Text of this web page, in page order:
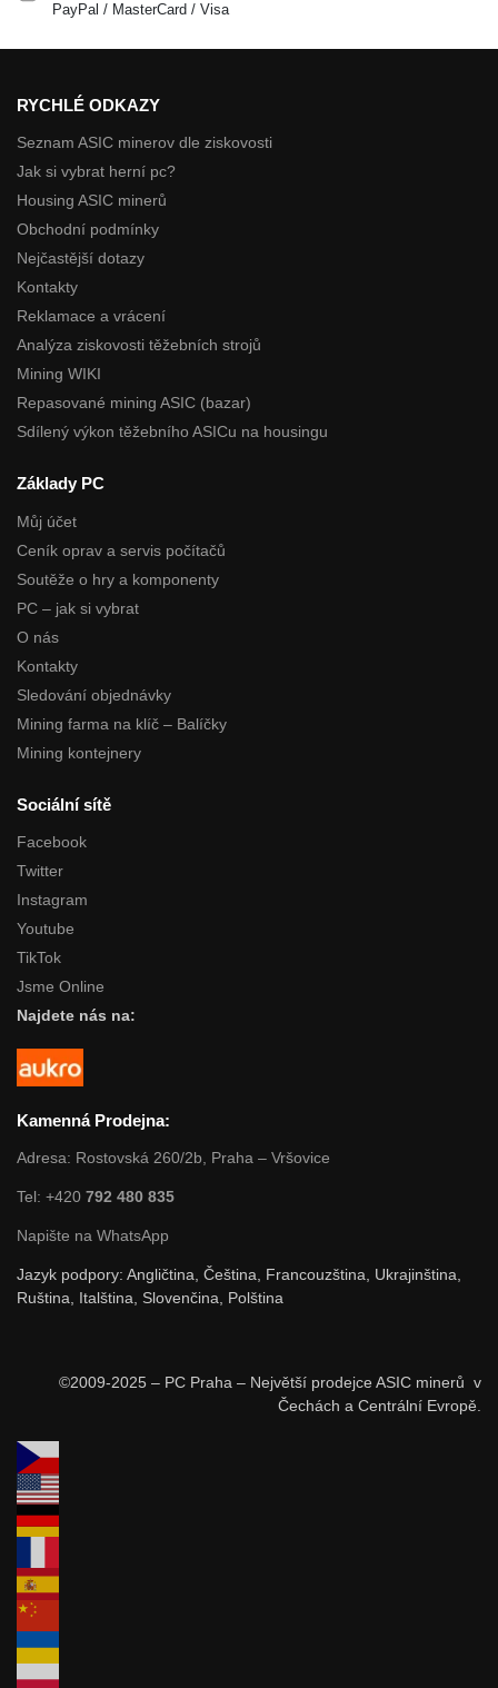
PayPal / MasterCard / Visa
RYCHLÉ ODKAZY
Seznam ASIC minerov dle ziskovosti
Jak si vybrat herní pc?
Housing ASIC minerů
Obchodní podmínky
Nejčastější dotazy
Kontakty
Reklamace a vrácení
Analýza ziskovosti těžebních strojů
Mining WIKI
Repasované mining ASIC (bazar)
Sdílený výkon těžebního ASICu na housingu
Základy PC
Můj účet
Ceník oprav a servis počítačů
Soutěže o hry a komponenty
PC – jak si vybrat
O nás
Kontakty
Sledování objednávky
Mining farma na klíč – Balíčky
Mining kontejnery
Sociální sítě
Facebook
Twitter
Instagram
Youtube
TikTok
Jsme Online
Najdete nás na:
Kamenná Prodejna:
Adresa: Rostovská 260/2b, Praha – Vršovice
Tel: +420 792 480 835
Napište na WhatsApp
Jazyk podpory: Angličtina, Čeština, Francouzština, Ukrajinština,
Ruština, Italština, Slovenčina, Polština
©2009-2025 – PC Praha – Největší prodejce ASIC minerů v
Čechách a Centrální Evropě.